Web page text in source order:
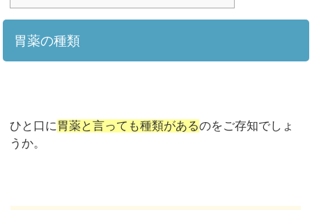
胃薬の種類
ひと口に胃薬と言っても種類があるのをご存知でしょ
うか。